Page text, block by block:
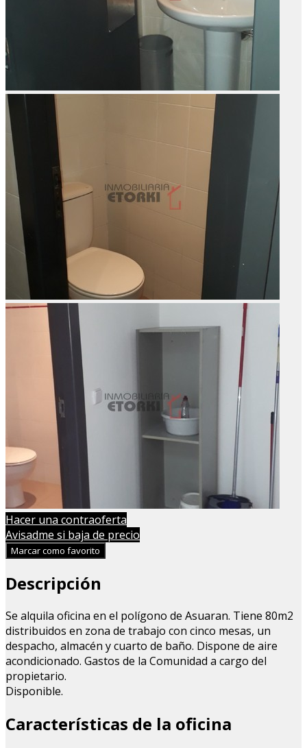
Hacer una contraoferta
Avisadme si baja de precio
Marcar como favorito
Descripción
Se alquila oficina en el polígono de Asuaran. Tiene 80m2
distribuidos en zona de trabajo con cinco mesas, un
despacho, almacén y cuarto de baño. Dispone de aire
acondicionado. Gastos de la Comunidad a cargo del
propietario.
Disponible.
Características de la oficina